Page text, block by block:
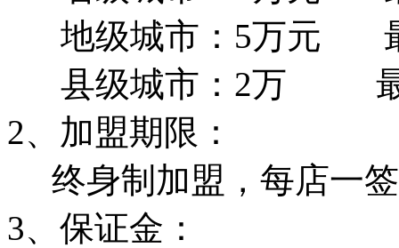
地级城市：5万元 最
县级城市：2万 最佳
2、加盟期限：
终身制加盟，每店一
3、保证金：